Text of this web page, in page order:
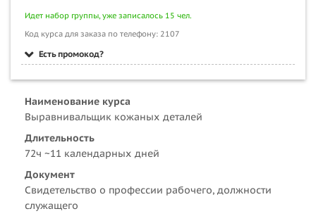
Идет набор группы, уже записалось 15 чел.
Код курса для заказа по телефону: 2107
Есть промокод?
Наименование курса
Выравнивальщик кожаных деталей
Длительность
72ч ~11 календарных дней
Документ
Свидетельство о профессии рабочего, должности
служащего